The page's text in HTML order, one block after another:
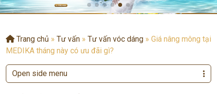
Trang chủ » Tư vấn » Tư vấn vóc dáng » Giá nâng mông tại
MEDIKA tháng này có ưu đãi gì?
Open side menu